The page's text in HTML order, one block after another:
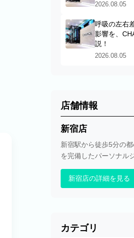
2026.08.05
呼吸の左右
影響を、
説！
2026.08.05
店舗情報
新宿店
新宿駅から徒歩5分の
を完備したパーソナル
新宿店の詳細を見る
カテゴリ